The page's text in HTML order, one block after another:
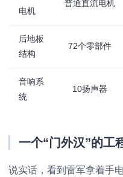
电机
普通直流电机
后地板
结构
72个零部件
音响系
统
10扬声器
一个“门外汉”的工
说实话，看到雷军拿着手